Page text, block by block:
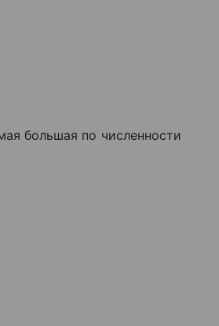
большая по численности